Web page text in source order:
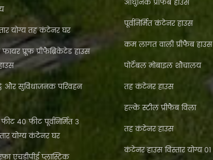
योग्य तह कंटेनर घर
प्रूफ प्रीफैब्रिकेटेड हाउस
और सुविधाजनक परिवहन
40 फीट पूर्वनिर्मित 3
योग्य कंटेनर घर
एचडीपीई प्लास्टिक
आधुनिक प्रीफैब हाउस
पूर्वनिर्मित कंटेनर हाउस
कम लागत वाली प्रीफैब हाउस
पोर्टेबल मोबाइल शौचालय
तह कंटेनर हाउस
हल्के स्टील प्रीफैब विला
तह कंटेनर हाउस
कंटेनर हाउस विस्तार योग्य 01